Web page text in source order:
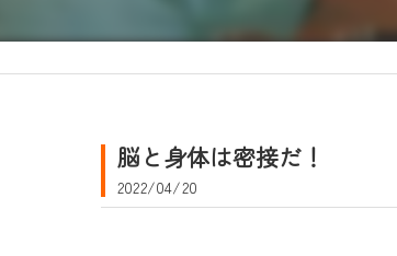
ストレッチ
脳と身体は密接だ！
2022/04/20